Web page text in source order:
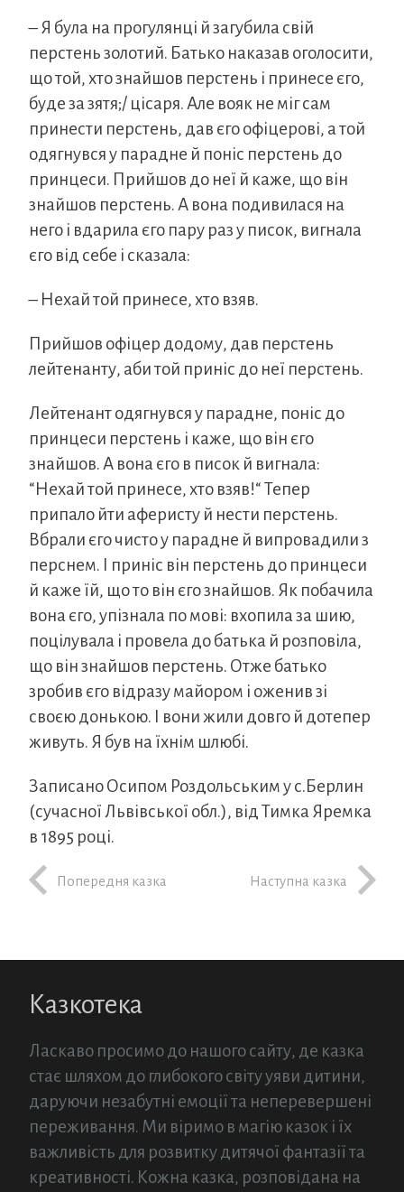
– Я була на прогулянці й загубила свій
перстень золотий. Батько наказав оголосити,
що той, хто знайшов перстень і принесе єго,
буде за зятя;/ цісаря. Але вояк не міг сам
принести перстень, дав єго офіцерові, а той
одягнувся у парадне й поніс перстень до
принцеси. Прийшов до неї й каже, що він
знайшов перстень. А вона подивилася на
него і вдарила єго пару раз у писок, вигнала
єго від себе і сказала:
– Нехай той принесе, хто взяв.
Прийшов офіцер додому, дав перстень
лейтенанту, аби той приніс до неї перстень.
Лейтенант одягнувся у парадне, поніс до
принцеси перстень і каже, що він єго
знайшов. А вона єго в писок й вигнала:
“Нехай той принесе, хто взяв!“ Тепер
припало йти аферисту й нести перстень.
Вбрали єго чисто у парадне й випровадили з
перснем. І приніс він перстень до принцеси
й каже їй, що то він єго знайшов. Як побачила
вона єго, упізнала по мові: вхопила за шию,
поцілувала і провела до батька й розповіла,
що він знайшов перстень. Отже батько
зробив єго відразу майором і оженив зі
своєю донькою. І вони жили довго й дотепер
живуть. Я був на їхнім шлюбі.
Записано Осипом Роздольським у с.Берлин
(сучасної Львівської обл.), від Тимка Яремка
в 1895 році.
Попередня казка Наступна казка
Казкотека
Ласкаво просимо до нашого сайту, де казка
стає шляхом до глибокого світу уяви дитини,
даруючи незабутні емоції та неперевершені
переживання. Ми віримо в магію казок і їх
важливість для розвитку дитячої фантазії та
креативності. Кожна казка, розповідана на